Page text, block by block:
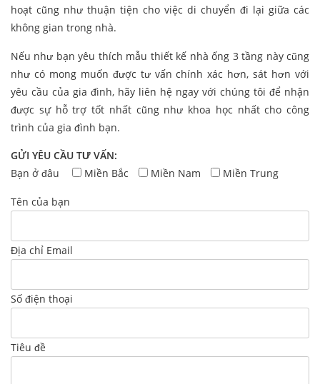
hoạt cũng như thuận tiện cho việc di chuyển đi lại giữa các
không gian trong nhà.
Nếu như bạn yêu thích mẫu thiết kế nhà ống 3 tầng này cũng
như có mong muốn được tư vấn chính xác hơn, sát hơn với
yêu cầu của gia đình, hãy liên hệ ngay với chúng tôi để nhận
được sự hỗ trợ tốt nhất cũng như khoa học nhất cho công
trình của gia đình bạn.
GỬI YÊU CẦU TƯ VẤN:
Bạn ở đâu
Miền Bắc Miền Nam Miền Trung
Tên của bạn
Địa chỉ Email
Số điện thoại
Tiêu đề